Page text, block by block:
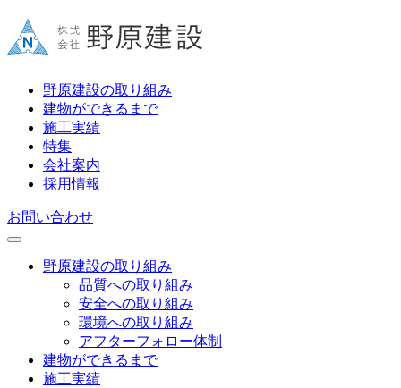
野原建設の取り組み
建物ができるまで
施工実績
特集
会社案内
採用情報
お問い合わせ
野原建設の取り組み
品質への取り組み
安全への取り組み
環境への取り組み
アフターフォロー体制
建物ができるまで
施工実績